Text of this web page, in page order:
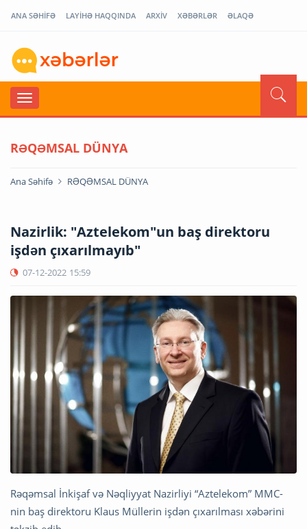
ANA SƏHİFƏ LAYİHƏ HAQQINDA ARXİV XƏBƏRLƏR ƏLAQƏ
RƏQƏMSAL DÜNYA
Ana Səhifə RƏQƏMSAL DÜNYA
Nazirlik: "Aztelekom"un baş direktoru
işdən çıxarılmayıb"
07-12-2022 15:59
Rəqəmsal İnkişaf və Nəqliyyat Nazirliyi “Aztelekom” MMC-
nin baş direktoru Klaus Müllerin işdən çıxarılması xəbərini